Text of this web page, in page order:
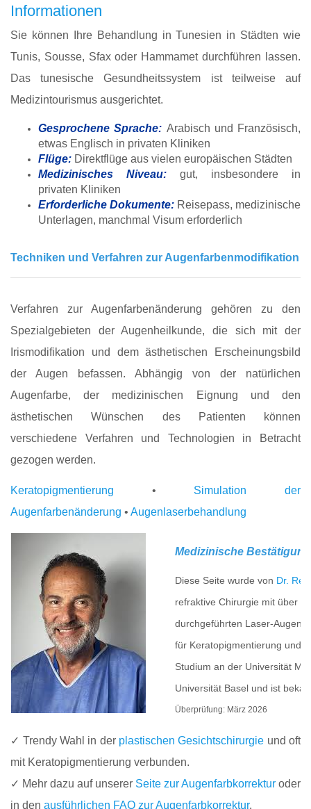
Informationen
Sie können Ihre Behandlung in Tunesien in Städten wie
Tunis, Sousse, Sfax oder Hammamet durchführen lassen.
Das tunesische Gesundheitssystem ist teilweise auf
Medizintourismus ausgerichtet.
Gesprochene Sprache: Arabisch und Französisch,
etwas Englisch in privaten Kliniken
Flüge: Direktflüge aus vielen europäischen Städten
Medizinisches Niveau: gut, insbesondere in
privaten Kliniken
Erforderliche Dokumente: Reisepass, medizinische
Unterlagen, manchmal Visum erforderlich
Techniken und Verfahren zur Augenfarbenmodifikation
Verfahren zur Augenfarbenänderung gehören zu den
Spezialgebieten der Augenheilkunde, die sich mit der
Irismodifikation und dem ästhetischen Erscheinungsbild
der Augen befassen. Abhängig von der natürlichen
Augenfarbe, der medizinischen Eignung und den
ästhetischen Wünschen des Patienten können
verschiedene Verfahren und Technologien in Betracht
gezogen werden.
Keratopigmentierung • Simulation der
Augenfarbenänderung • Augenlaserbehandlung
Medizinische Bestätigung
Diese Seite wurde von Dr.
refraktive Chirurgie mit über
durchgeführten Laser-
für Keratopigmentierung und
Studium an der Universität
Universität Basel und ist
Überprüfung: März 2026
✓ Trendy Wahl in der plastischen Gesichtschirurgie und oft
mit Keratopigmentierung verbunden.
✓ Mehr dazu auf unserer Seite zur Augenfarbkorrektur oder
in den ausführlichen FAQ zur Augenfarbkorrektur.